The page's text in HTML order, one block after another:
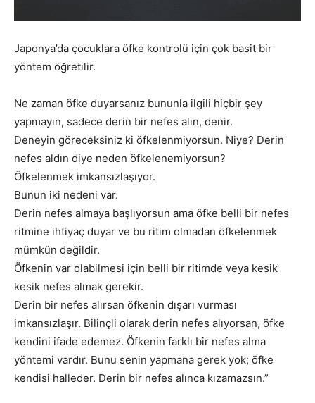
Japonya’da çocuklara öfke kontrolü için çok basit bir
yöntem öğretilir.
Ne zaman öfke duyarsanız bununla ilgili hiçbir şey
yapmayın, sadece derin bir nefes alın, denir.
Deneyin göreceksiniz ki öfkelenmiyorsun. Niye? Derin
nefes aldın diye neden öfkelenemiyorsun?
Öfkelenmek imkansızlaşıyor.
Bunun iki nedeni var.
Derin nefes almaya başlıyorsun ama öfke belli bir nefes
ritmine ihtiyaç duyar ve bu ritim olmadan öfkelenmek
mümkün değildir.
Öfkenin var olabilmesi için belli bir ritimde veya kesik
kesik nefes almak gerekir.
Derin bir nefes alırsan öfkenin dışarı vurması
imkansızlaşır. Bilinçli olarak derin nefes alıyorsan, öfke
kendini ifade edemez. Öfkenin farklı bir nefes alma
yöntemi vardır. Bunu senin yapmana gerek yok; öfke
kendisi halleder. Derin bir nefes alınca kızamazsın.”